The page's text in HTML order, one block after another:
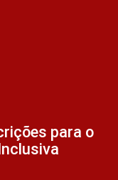
para o